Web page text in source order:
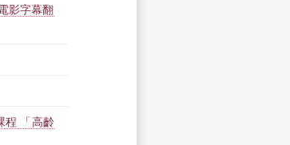
影字幕翻
程 「高齡